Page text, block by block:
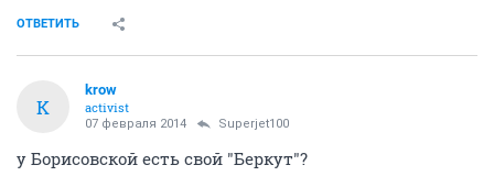
ОТВЕТИТЬ
K
krow
activist
07 февраля 2014 Superjet100
у Борисовской есть свой "Беркут"?